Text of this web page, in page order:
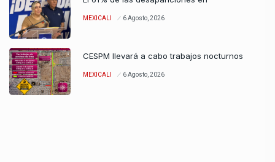
MEXICALI 6 Agosto, 2026
CESPM llevará a cabo trabajos nocturnos
MEXICALI 6 Agosto, 2026